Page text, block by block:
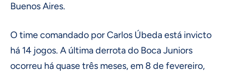
Buenos Aires.
O time comandado por Carlos Úbeda está invicto
há 14 jogos. A última derrota do Boca Juniors
ocorreu há quase três meses, em 8 de fevereiro,